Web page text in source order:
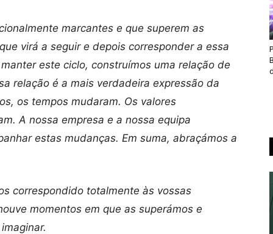
marcantes e que superem as
virá a seguir e depois corresponder a essa
este ciclo, construímos uma relação de
relação é a mais verdadeira expressão da
os tempos mudaram. Os valores
A nossa empresa e a nossa equipa
estas mudanças. Em suma, abraçámos a
correspondido totalmente às vossas
momentos em que as superámos e